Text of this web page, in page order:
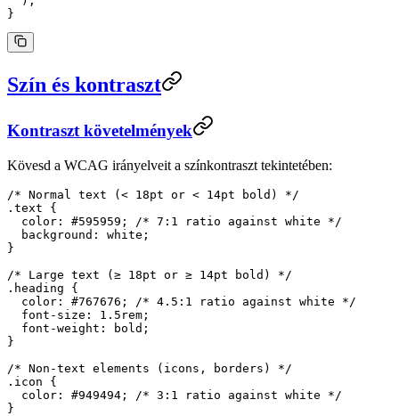
}
Szín és kontraszt
Kontraszt követelmények
Kövesd a WCAG irányelveit a színkontraszt tekintetében:
/* Normal text (< 18pt or < 14pt bold) */
.text {
  color
: #595959 ;
/* 7:1 ratio against white */
  background
: white ;
}
/* Large text (≥ 18pt or ≥ 14pt bold) */
.heading {
  color
: #767676 ;
/* 4.5:1 ratio against white */
  font-size
: 1.5 rem ;
  font-weight
: bold ;
}
/* Non-text elements (icons, borders) */
.icon {
  color
: #949494 ;
/* 3:1 ratio against white */
}